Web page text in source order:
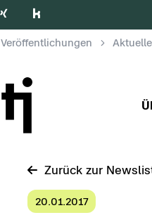
Veröffentlichungen
Zu­rück zur
20.01.2017